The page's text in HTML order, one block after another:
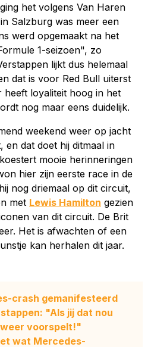
het volgens Van Haren
Salzburg was meer een
werd opgemaakt na het
1-seizoen", zo
lijkt dus helemaal
dat is voor Red Bull uiterst
heeft loyaliteit hoog in het
nog maar eens duidelijk.
weekend weer op jacht
en dat doet hij ditmaal in
mooie herinneringen
hier zijn eerste race in de
nog driemaal op dit circuit,
met Lewis Hamilton gezien
van dit circuit. De Brit
Het is afwachten of een
kan herhalen dit jaar.
crash gemanifesteerd
"Als jij dat nou
voorspelt!"
wat Mercedes-